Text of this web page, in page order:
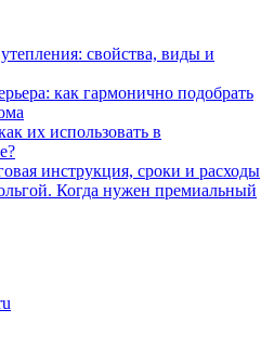
свойства, виды и
как гармонично подобрать
их использовать в
инструкция, сроки и расходы
Когда нужен премиальный